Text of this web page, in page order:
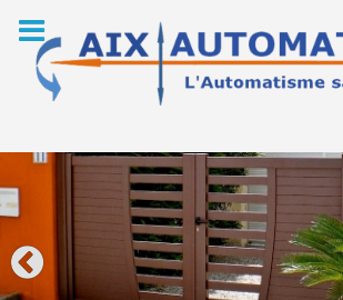
content